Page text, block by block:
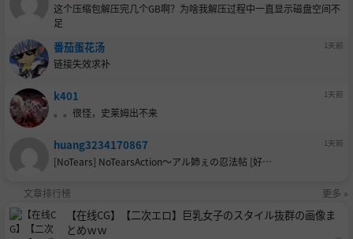
这个压缩包解压完几个GB啊？为啥我解压过程中一直显示磁盘空间不
足
番茄蛋花汤 1天前
链接失效求补
k401 1天前
。。很怪，史莱姆出不来
huang3234170867 1天前
[NoTears] NoTearsAction～アル姉ぇの忍法帖 [好…
文章排行榜 更多 »
【在线CG】【二次エロ】巨乳女子のスタイル抜群の画像ま
とめｗｗ